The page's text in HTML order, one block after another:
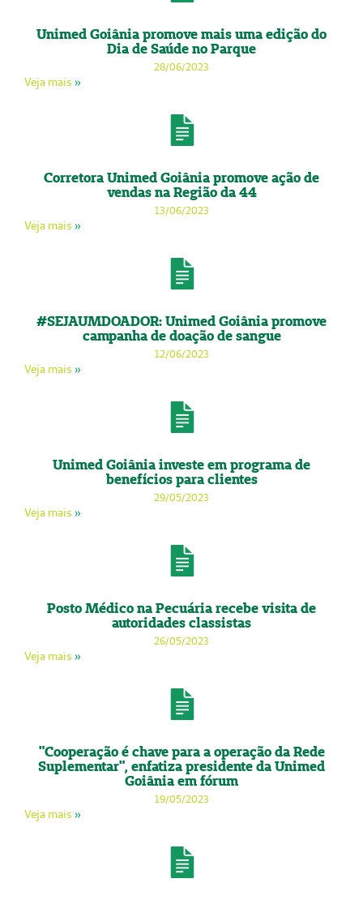
Unimed Goiânia promove mais uma edição do
Dia de Saúde no Parque
28/06/2023
Veja mais »
Corretora Unimed Goiânia promove ação de
vendas na Região da 44
13/06/2023
Veja mais »
#SEJAUMDOADOR: Unimed Goiânia promove
campanha de doação de sangue
12/06/2023
Veja mais »
Unimed Goiânia investe em programa de
benefícios para clientes
29/05/2023
Veja mais »
Posto Médico na Pecuária recebe visita de
autoridades classistas
26/05/2023
Veja mais »
"Cooperação é chave para a operação da Rede
Suplementar", enfatiza presidente da Unimed
Goiânia em fórum
19/05/2023
Veja mais »